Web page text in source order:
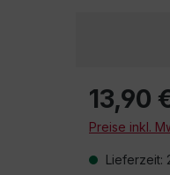
13,90
Preise inkl.
Lieferzeit: